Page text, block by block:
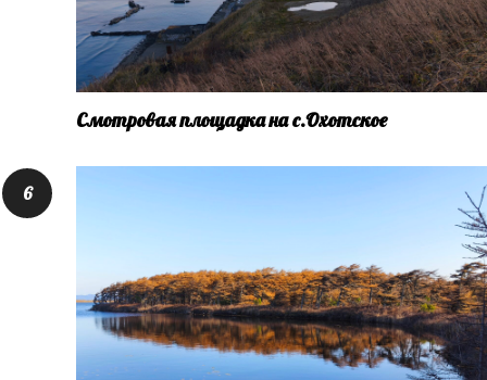
Смотровая площадка на с.Охотское